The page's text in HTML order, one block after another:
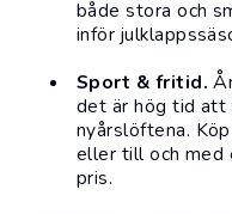
både stora och
inför
Sport & fritid.
det är hög tid att
nyårslöftena.
eller till och
pris.